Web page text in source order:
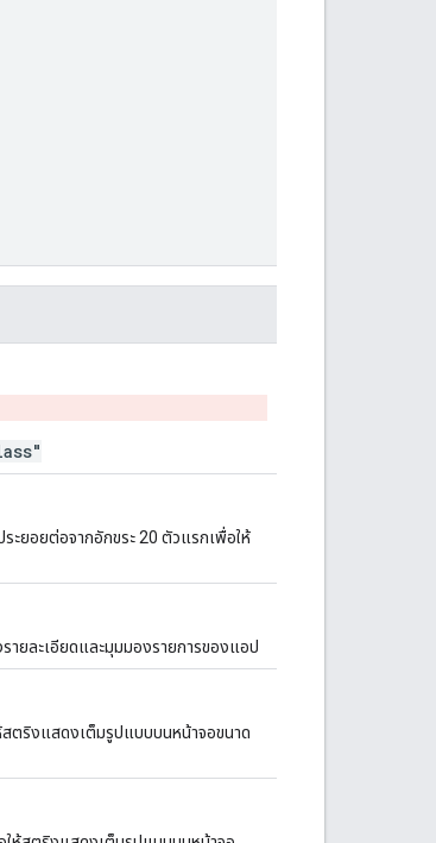
ะยอยต่อจากอักขระ 20 ตัวแรกเพื่อให้
ายละเอียดและมุมมองรายการของแอป
สตริงแสดงเต็มรูปแบบบนหน้าจอขนาด